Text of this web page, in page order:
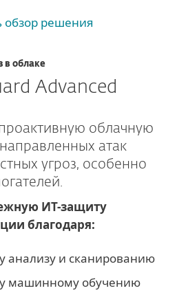
обзор решения
в облаке
Advanced
облачную
атак
угроз, особенно
ИТ-защиту
благодаря:
анализу и сканированию
машинному обучению